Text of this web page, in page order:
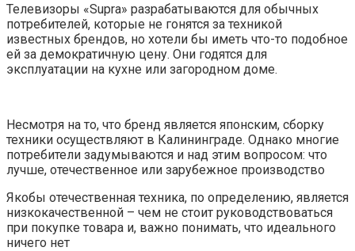
Телевизоры «Supra» разрабатываются для обычных
потребителей, которые не гонятся за техникой
известных брендов, но хотели бы иметь что-то подобное
ей за демократичную цену. Они годятся для
эксплуатации на кухне или загородном доме.
Несмотря на то, что бренд является японским, сборку
техники осуществляют в Калининграде. Однако многие
потребители задумываются и над этим вопросом: что
лучше, отечественное или зарубежное производство
Якобы отечественная техника, по определению, является
низкокачественной – чем не стоит руководствоваться
при покупке товара и, важно понимать, что идеального
ничего нет